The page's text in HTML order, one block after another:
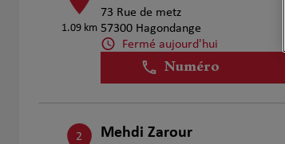
1.09 km
73 Rue de metz
57300 Hagondange
Fermé aujourd'hui
Numéro
2 Mehdi Zarour